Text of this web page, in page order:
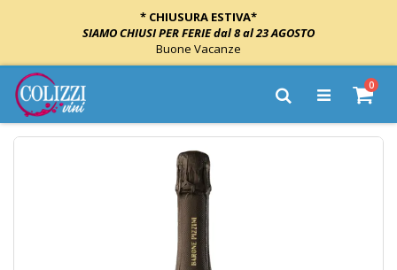
* CHIUSURA ESTIVA*
SIAMO CHIUSI PER FERIE dal 8 al 23 AGOSTO
Buone Vacanze
Salta
al
contenuto
Cart
0
Cerca
Vai